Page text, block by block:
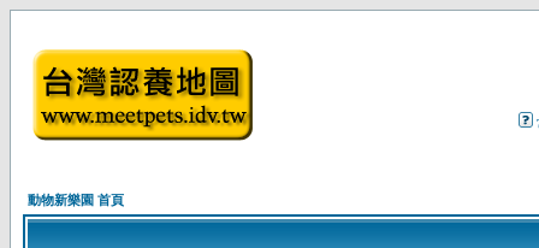
動物新樂園 首頁